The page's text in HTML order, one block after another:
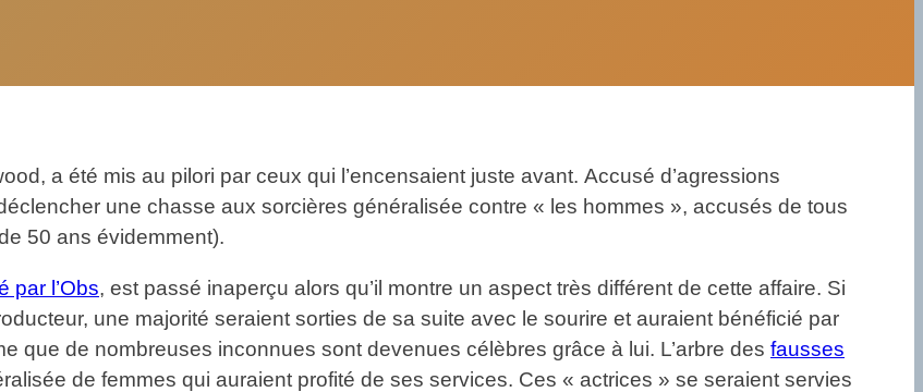
a été mis au pilori par ceux qui l’encensaient juste avant. Accusé d’agressions
une chasse aux sorcières généralisée contre « les hommes », accusés de tous
50 ans évidemment).
par l’Obs, est passé inaperçu alors qu’il montre un aspect très différent de cette affaire. Si
une majorité seraient sorties de sa suite avec le sourire et auraient bénéficié par
que de nombreuses inconnues sont devenues célèbres grâce à lui. L’arbre des fausses
de femmes qui auraient profité de ses services. Ces « actrices » se seraient servies